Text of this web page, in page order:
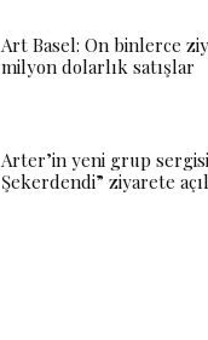
Art Basel: On binlerce
milyon dolarlık satışlar
Arter’in yeni grup
Şekerdendi” ziyarete